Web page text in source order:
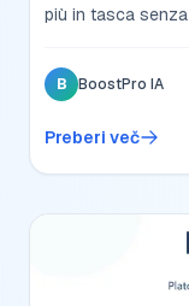
più in tasca
SRLS e SRL in
fatturato e i costi
B BoostPro IA
Preberi več